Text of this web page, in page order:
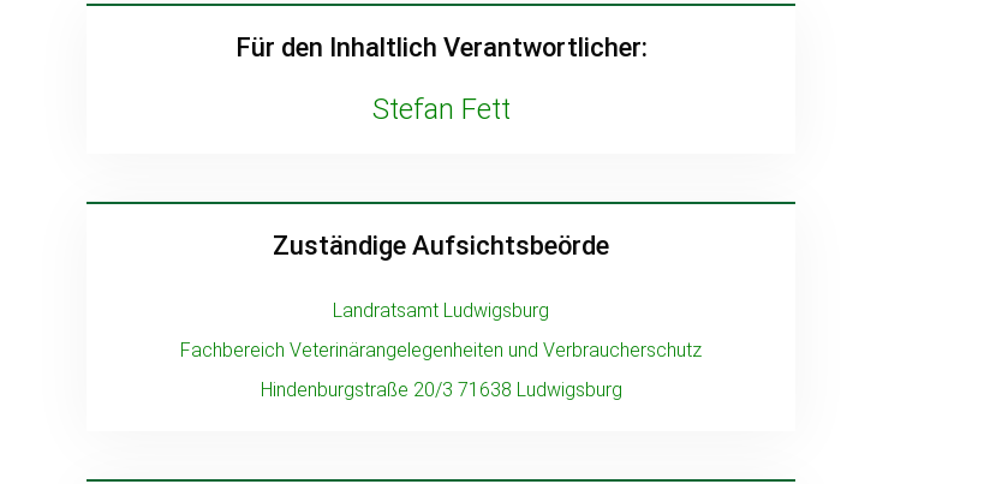
Für den Inhaltlich Verantwortlicher:
Stefan Fett
Zuständige Aufsichtsbeörde
Landratsamt Ludwigsburg
Fachbereich Veterinärangelegenheiten und Verbraucherschutz
Hindenburgstraße 20/3 71638 Ludwigsburg